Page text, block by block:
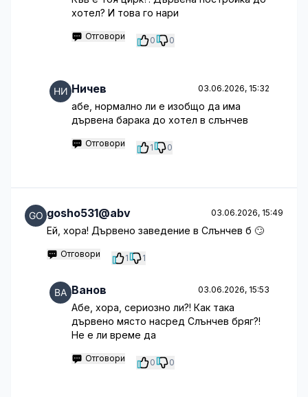
хотел? И това го нари
Отговори 0 0
Ничев 03.06.2026, 15:32
абе, нормално ли е изобщо да има
дървена барака до хотел в слънчев
Отговори 1 0
gosho531@abv 03.06.2026, 15:49
Ей, хора! Дървено заведение в Слънчев б 🙄
Отговори 1 1
Ванов 03.06.2026, 15:53
Абе, хора, сериозно ли?! Как така
дървено място насред Слънчев бряг?!
Не е ли време да
Отговори 0 0